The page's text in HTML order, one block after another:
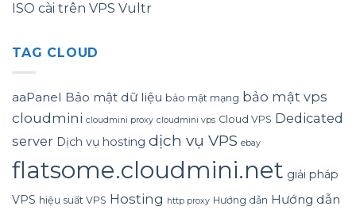
ISO cài trên VPS Vultr
TAG CLOUD
aaPanel Bảo mật dữ liệu bảo mật mạng bảo mật vps
cloudmini cloudmini proxy cloudmini vps Cloud VPS Dedicated
server Dịch vụ hosting dịch vụ VPS ebay
flatsome.cloudmini.net giải pháp
VPS hiệu suất VPS Hosting http proxy Hướng dẫn Hướng dẫn